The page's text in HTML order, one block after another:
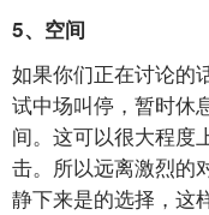
5、空间
如果你们正在讨论的
试中场叫停，暂时休
间。这可以很大程度
击。所以远离激烈的
静下来是的选择，这